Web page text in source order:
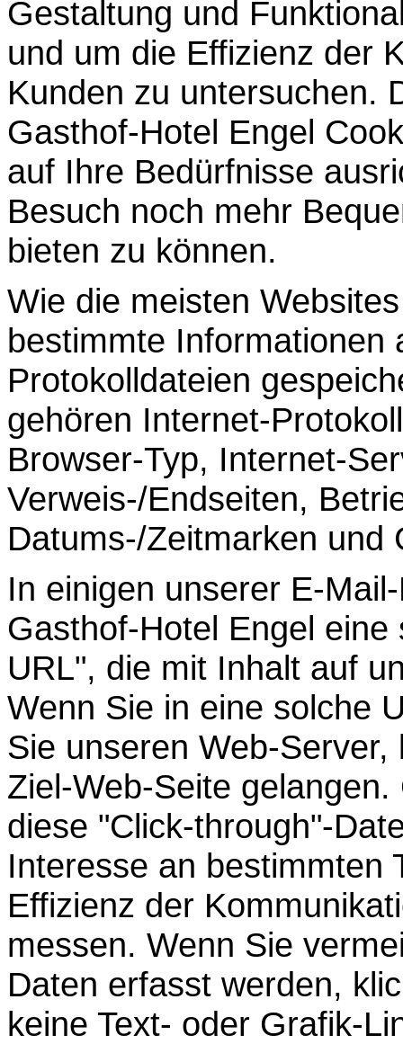
Gestaltung und
und um die Effizienz der
Kunden zu untersuchen.
Gasthof-Hotel Engel
auf Ihre Bedürfnisse
Besuch noch mehr
bieten zu können.
Wie die meisten
bestimmte Informationen
Protokolldateien
gehören Internet-
Browser-Typ, Internet-
Verweis-/Endseiten,
Datums-/Zeitmarken und
In einigen unserer E-
Gasthof-Hotel Engel
URL", die mit Inhalt auf
Wenn Sie in eine solche
Sie unseren Web-
Ziel-Web-Seite
diese "Click-through"-
Interesse an bestimmten
Effizienz der
messen. Wenn Sie
Daten erfasst werden,
keine Text- oder Grafik-